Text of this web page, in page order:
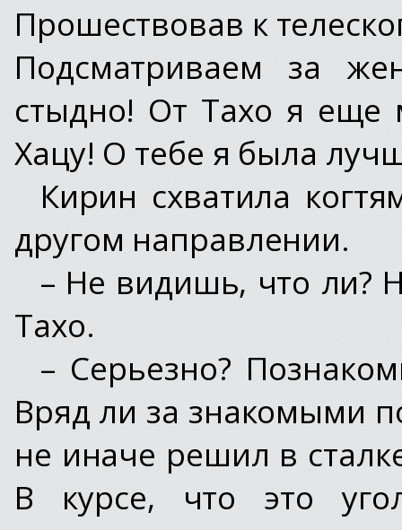
Прошествовав к
Подсматриваем за
стыдно! От Тахо я еще
Хацу! О тебе я была
Кирин схватила
другом направлении.
– Не видишь, что ли?
Тахо.
– Серьезно?
Вряд ли за знакомыми
не иначе решил в
В курсе, что это